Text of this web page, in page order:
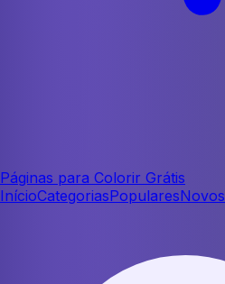
Páginas para Colorir Grátis
InícioCategoriasPopularesNovos